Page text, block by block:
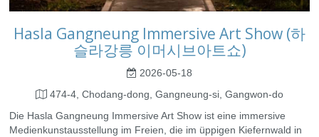
Hasla Gangneung Immersive Art Show (하
슬라강릉 이머시브아트쇼)
2026-05-18
474-4, Chodang-dong, Gangneung-si, Gangwon-do
Die Hasla Gangneung Immersive Art Show ist eine immersive
Medienkunstausstellung im Freien, die im üppigen Kiefernwald in